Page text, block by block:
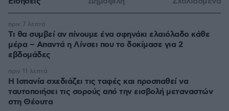
Τι θα συμβεί αν πίνουμε ένα σφηνάκι ελαιόλαδο κάθε
μέρα – Απαντά η Λίνσει που το δοκίμασε για 2
εβδομάδες
πριν 7 λεπτά
Η Ισπανία σχεδιάζει τις ταφές και προσπαθεί να
ταυτοποιήσει τις σορούς από την εισβολή μεταναστών
στη Θέουτα
πριν 11 λεπτά